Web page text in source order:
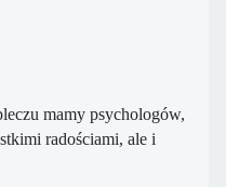
mamy psychologów,
radościami, ale i